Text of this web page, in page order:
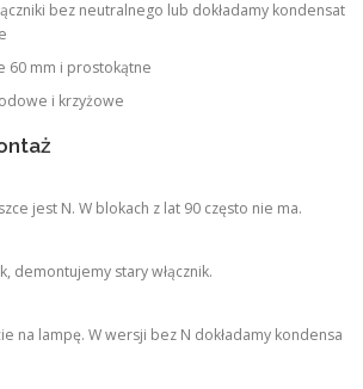
bez neutralnego lub dokładamy kondensat
60 mm i prostokątne
i krzyżowe
jest N. W blokach z lat 90 często nie ma.
demontujemy stary włącznik.
na lampę. W wersji bez N dokładamy kondensa